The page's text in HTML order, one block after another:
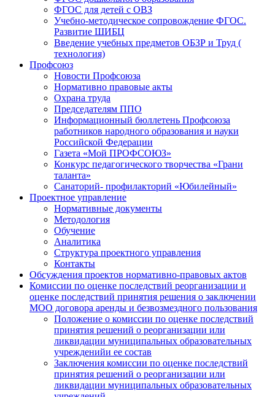
ФГОС для детей с ОВЗ
Учебно-методическое сопровождение ФГОС.
Развитие ШИБЦ
Введение учебных предметов ОБЗР и Труд (
технология)
Профсоюз
Новости Профсоюза
Нормативно правовые акты
Охрана труда
Председателям ППО
Информационный бюллетень Профсоюза
работников народного образования и науки
Российской Федерации
Газета «Мой ПРОФСОЮЗ»
Конкурс педагогического творчества «Грани
таланта»
Санаторий- профилакторий «Юбилейный»
Проектное управление
Нормативные документы
Методология
Обучение
Аналитика
Структура проектного управления
Контакты
Обсуждения проектов нормативно-правовых актов
Комиссии по оценке последствий реорганизации и
оценке последствий принятия решения о заключении
МОО договора аренды и безвозмездного пользования
Положение о комиссии по оценке последствий
принятия решений о реорганизации или
ликвидации муниципальных образовательных
учрежденийи ее состав
Заключения комиссии по оценке последствий
принятия решений о реорганизации или
ликвидации муниципальных образовательных